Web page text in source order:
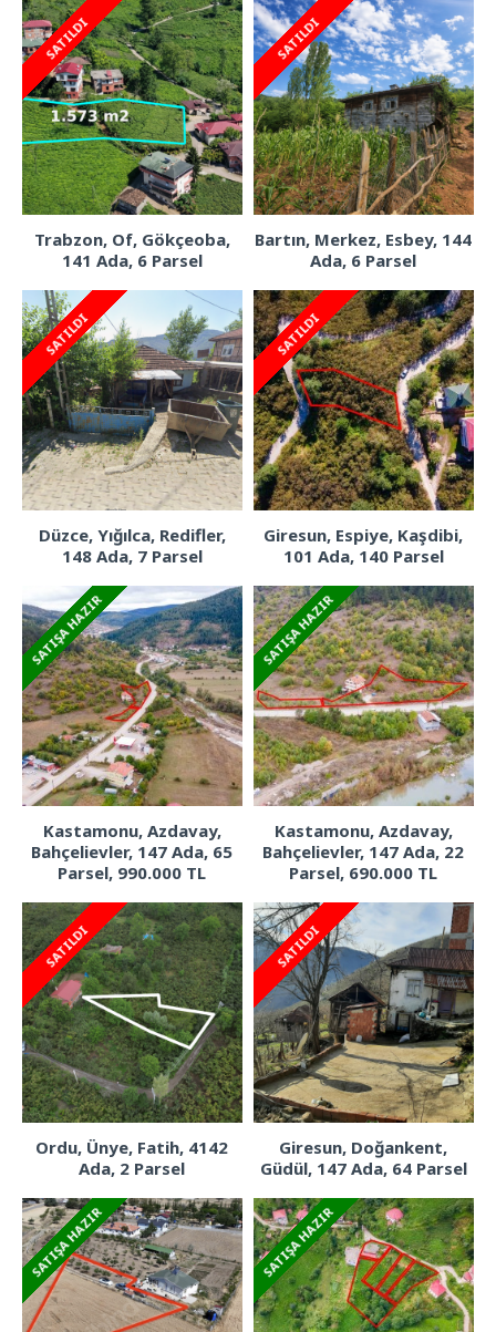
SATILDI
Trabzon, Of, Gökçeoba,
141 Ada, 6 Parsel
SATILDI
Bartın, Merkez, Esbey, 144
Ada, 6 Parsel
SATILDI
Düzce, Yığılca, Redifler,
148 Ada, 7 Parsel
SATILDI
Giresun, Espiye, Kaşdibi,
101 Ada, 140 Parsel
SATIŞA HAZIR
Kastamonu, Azdavay,
Bahçelievler, 147 Ada, 65
Parsel, 990.000 TL
SATIŞA HAZIR
Kastamonu, Azdavay,
Bahçelievler, 147 Ada, 22
Parsel, 690.000 TL
SATILDI
Ordu, Ünye, Fatih, 4142
Ada, 2 Parsel
SATILDI
Giresun, Doğankent,
Güdül, 147 Ada, 64 Parsel
SATIŞA HAZIR SATIŞA HAZIR